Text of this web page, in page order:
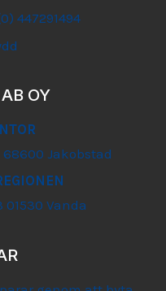
447291494
OY
Jakobstad
Vanda